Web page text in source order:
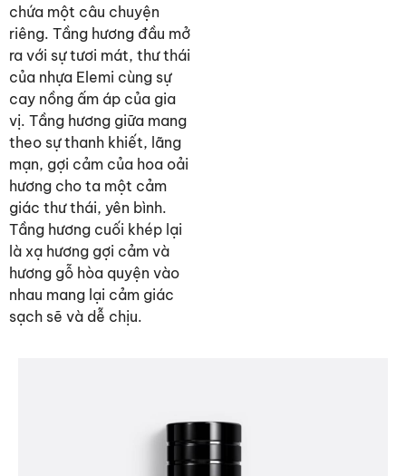
chứa một câu chuyện
riêng. Tầng hương đầu mở
ra với sự tươi mát, thư thái
của nhựa Elemi cùng sự
cay nồng ấm áp của gia
vị. Tầng hương giữa mang
theo sự thanh khiết, lãng
mạn, gợi cảm của hoa oải
hương cho ta một cảm
giác thư thái, yên bình.
Tầng hương cuối khép lại
là xạ hương gợi cảm và
hương gỗ hòa quyện vào
nhau mang lại cảm giác
sạch sẽ và dễ chịu.